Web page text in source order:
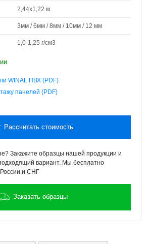
2,44х1,22 м
3мм / 6мм / 8мм / 10мм / 12 мм
1,0-1,25 г/см3
WINAL ПВХ (PDF)
панелей (PDF)
Рассчитать стоимость
Закажите образцы нашей продукции и
вариант. Мы бесплатно
и СНГ
Заказать образцы